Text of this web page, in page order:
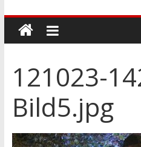
121023-
Bild5.jpg